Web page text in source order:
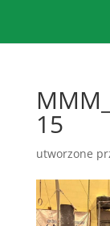
15
utworzone